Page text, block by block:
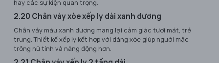
hay các sự kiện quan trọng.
2.20 Chân váy xòe xếp ly dài xanh dương
Chân váy màu xanh dương mang lại cảm giác tươi mát, trẻ
trung. Thiết kế xếp ly kết hợp với dáng xòe giúp người mặc
trông nữ tính và năng động hơn.